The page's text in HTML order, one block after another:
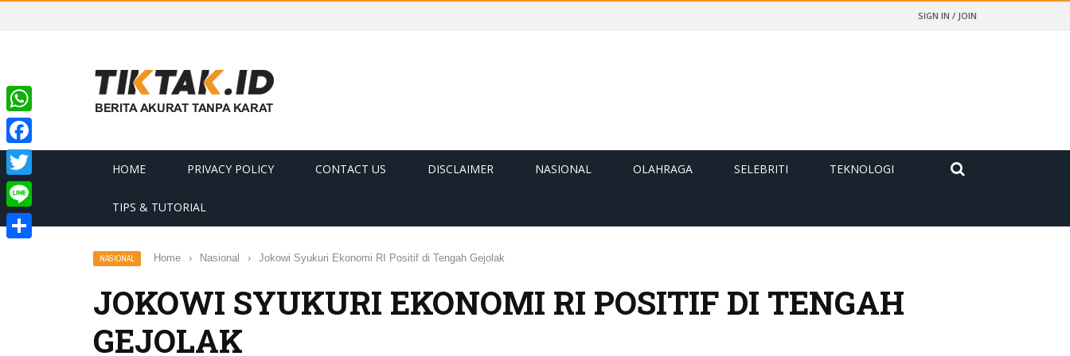
SIGN IN / JOIN
HOME PRIVACY POLICY CONTACT US DISCLAIMER NASIONAL OLAHRAGA SELEBRITI TEKNOLOGI
TIPS & TUTORIAL
NASIONAL Home › Nasional › Jokowi Syukuri Ekonomi RI Positif di Tengah Gejolak
JOKOWI SYUKURI EKONOMI RI POSITIF DI TENGAH
GEJOLAK
WhatsApp
Facebook
Twitter
Line